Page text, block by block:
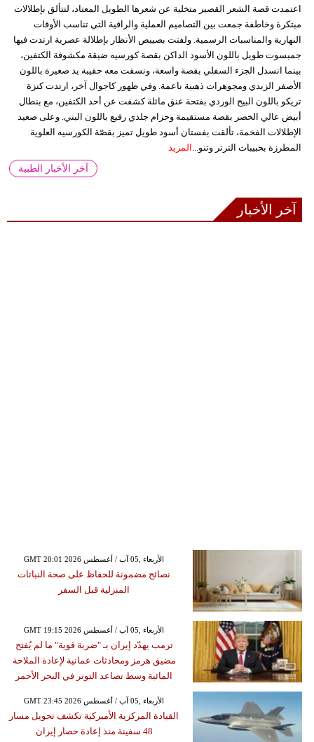
اعتمدت قصة الشعر القصير متخلية عن شعرها الطويل المعتاد، لتتألق بإطلالات
مبتكرة وخاطفة جمعت بين التصاميم العملية والراقية التي تناسب الأوقات
النهارية والمناسبات الرسمية. ولفتت بصيبص الأنظار بإطلالة عصرية ارتدت فيها
جمبسوت طويل باللون الأسود الداكن بقصة كورسيه ضيقة مكشوفة الكتفين،
بينما انسدل الجزء السفلي بقصة واسعة، ونسقت معه حقيبة يد صغيرة باللون
الأصفر الزبدي ومجوهرات ذهبية ناعمة. وفي ظهور كاجوال آخر، ارتدت كنزة
تريكو باللون البيج الوردي بفتحة عنق مائلة كشفت عن أحد الكتفين، مع بنطال
أبيض عالي الخصر بقصة مستقيمة وحزام جلدي رفيع باللون البني. وعلى صعيد
الإطلالات الفخمة، تألقت بفستان أسود طويل تميز بقصّة الكورسيه العلوية
المطرزة بحبيبات الترتر وتنو... المزيد
آخر الأخبار الطبية
آخر الأخبار
GMT 20:01 2026 الأربعاء ,05 آب / أغسطس
نصائح مضمونة للحفاظ على صحة النباتات
المنزلية قبل السفر
GMT 19:15 2026 الأربعاء ,05 آب / أغسطس
ترمب يهدّد إيران بـ "ضربة قوية" ما لم يُفتح
مضيق هرمز ومحادثات عمانية لإعادة الملاحة
المائية وسط تصاعد التوتر في البحر الأحمر
GMT 23:45 2026 الأربعاء ,05 آب / أغسطس
القيادة المركزية الأميركية تكشف تحويل مسار
48 سفينة منذ إعادة حصار إيران